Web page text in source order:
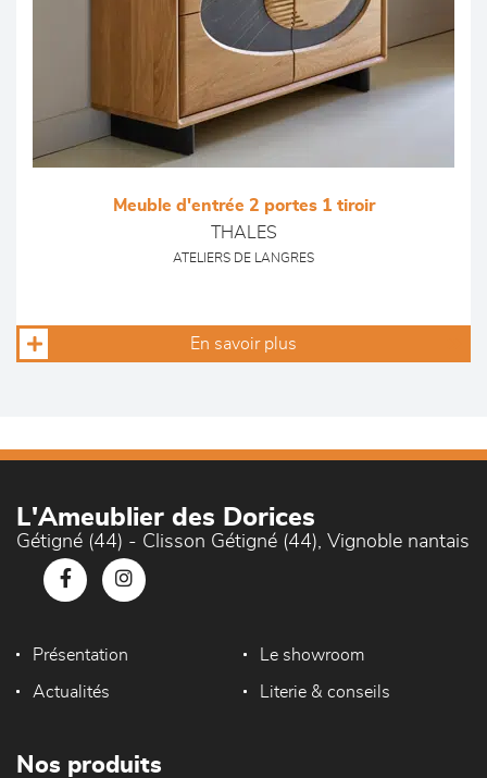
Meuble d'entrée 2 portes 1 tiroir
THALES
ATELIERS DE LANGRES
En savoir plus
L'Ameublier des Dorices
Gétigné (44) - Clisson Gétigné (44), Vignoble nantais
Présentation Le showroom
Actualités Literie & conseils
Nos produits